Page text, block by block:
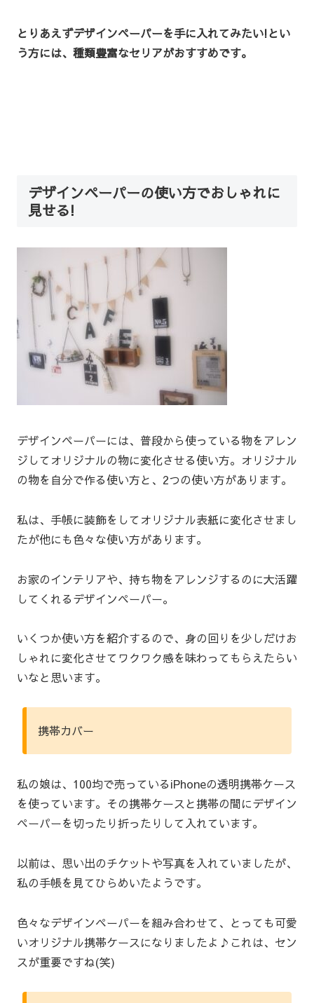
とりあえずデザインペーパーを手に入れてみたい!とい
う方には、種類豊富なセリアがおすすめです。
デザインペーパーの使い方でおしゃれに
見せる!
デザインペーパーには、普段から使っている物をアレン
ジしてオリジナルの物に変化させる使い方。オリジナル
の物を自分で作る使い方と、2つの使い方があります。
私は、手帳に装飾をしてオリジナル表紙に変化させまし
たが他にも色々な使い方があります。
お家のインテリアや、持ち物をアレンジするのに大活躍
してくれるデザインペーパー。
いくつか使い方を紹介するので、身の回りを少しだけお
しゃれに変化させてワクワク感を味わってもらえたらい
いなと思います。
携帯カバー
私の娘は、100均で売っているiPhoneの透明携帯ケース
を使っています。その携帯ケースと携帯の間にデザイン
ペーパーを切ったり折ったりして入れています。
以前は、思い出のチケットや写真を入れていましたが、
私の手帳を見てひらめいたようです。
色々なデザインペーパーを組み合わせて、とっても可愛
いオリジナル携帯ケースになりましたよ♪これは、セン
スが重要ですね(笑)